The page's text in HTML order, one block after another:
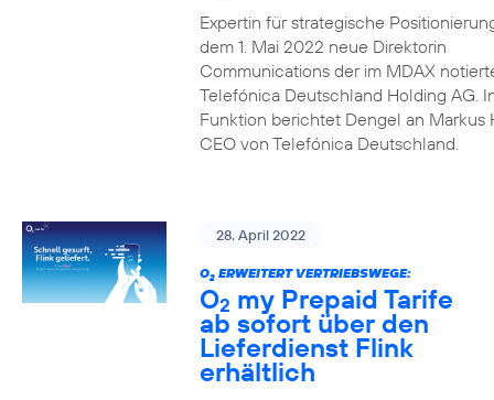
Expertin für strategische
dem 1. Mai 2022 neue Direktorin
Communications der im MDAX
Telefónica Deutschland Holding AG.
Funktion berichtet Dengel an Markus
CEO von Telefónica Deutschland.
28. April 2022
O2ERWEITERT VERTRIEBSWEGE:
O2 my Prepaid Tarife
ab sofort über den
Lieferdienst Flink
erhältlich